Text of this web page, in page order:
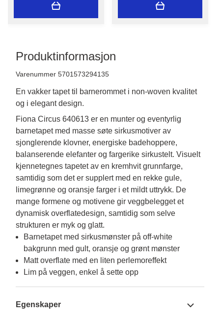
Produktinformasjon
Varenummer 5701573294135
En vakker tapet til barnerommet i non-woven kvalitet
og i elegant design.
Fiona Circus 640613 er en munter og eventyrlig
barnetapet med masse søte sirkusmotiver av
sjonglerende klovner, energiske badehoppere,
balanserende elefanter og fargerike sirkustelt. Visuelt
kjennetegnes tapetet av en kremhvit grunnfarge,
samtidig som det er supplert med en rekke gule,
limegrønne og oransje farger i et mildt uttrykk. De
mange formene og motivene gir veggbelegget et
dynamisk overflatedesign, samtidig som selve
strukturen er myk og glatt.
Barnetapet med sirkusmønster på off-white
bakgrunn med gult, oransje og grønt mønster
Matt overflate med en liten perlemoreffekt
Lim på veggen, enkel å sette opp
Egenskaper